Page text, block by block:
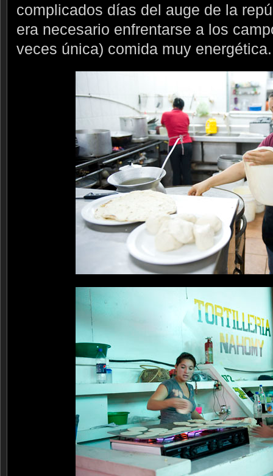
complicados días del auge de la
era necesario enfrentarse a los
veces única) comida muy energética.